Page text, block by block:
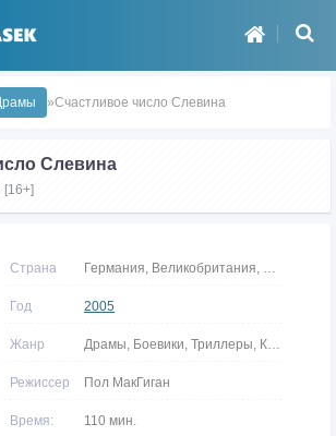
»Счастливое число Слевина
Слевина
[16+]
Страна Германия, Великобритания, США, Канада
Год 2005
Жанр Драмы, Боевики, Триллеры, Криминальные
Режиссер Пол МакГиган
Время: 110 мин.